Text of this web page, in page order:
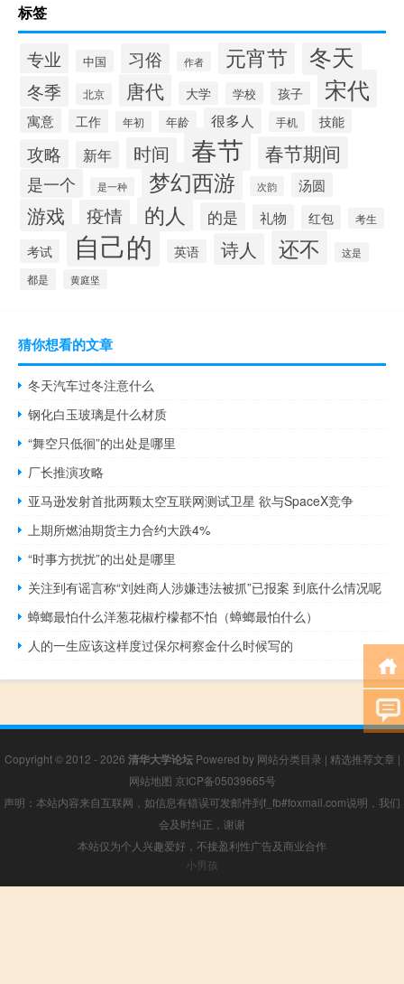
标签
专业 中国 习俗 作者 元宵节 冬天
冬季 北京 唐代 大学 学校 孩子 宋代
寓意 工作 年初 年龄 很多人 手机 技能
攻略 新年 时间 春节 春节期间
是一个 是一种 梦幻西游 次韵 汤圆
游戏 疫情 的人 的是 礼物 红包 考生
考试 自己的 英语 诗人 还不 这是
都是 黄庭坚
猜你想看的文章
冬天汽车过冬注意什么
钢化白玉玻璃是什么材质
“舞空只低徊”的出处是哪里
厂长推演攻略
亚马逊发射首批两颗太空互联网测试卫星 欲与SpaceX竞争
上期所燃油期货主力合约大跌4%
“时事方扰扰”的出处是哪里
关注到有谣言称“刘姓商人涉嫌违法被抓”已报案 到底什么情况呢
蟑螂最怕什么洋葱花椒柠檬都不怕（蟑螂最怕什么）
人的一生应该这样度过保尔柯察金什么时候写的
Copyright © 2012 - 2026 清华大学论坛Powered by 网站分类目录 | 精选推荐文章 |
网站地图 京ICP备05039665号
声明：本站内容来自互联网，如信息有错误可发邮件到f_fb#foxmail.com说明，我们
会及时纠正，谢谢
本站仅为个人兴趣爱好，不接盈利性广告及商业合作
小男孩